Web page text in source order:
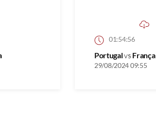
01:54:56
Portugalvs França
29/08/2024 09:55